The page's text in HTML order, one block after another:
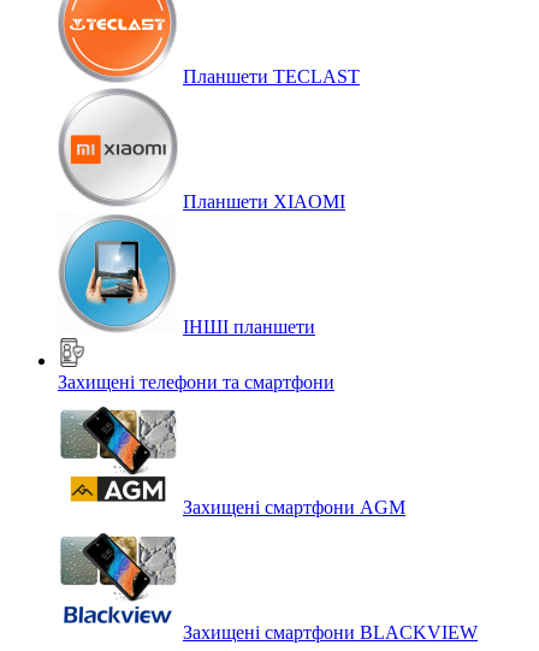
Планшети TECLAST
Планшети XIAOMI
ІНШІ планшети
Захищені телефони та смартфони
Захищені смартфони AGM
Захищені смартфони BLACKVIEW